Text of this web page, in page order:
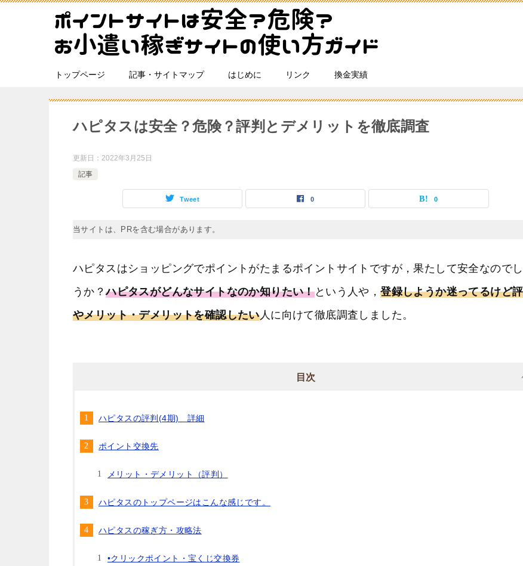
トップページ 記事・サイトマップ はじめに リンク 換金実績
ハピタスは安全？危険？評判とデメリットを徹底調査
更新日： 2022年3月25日
記事
Tweet 0 0
当サイトは、PRを含む場合があります。
ハピタスはショッピングでポイントがたまるポイントサイトですが，果たして安全なのでし
うか？ハピタスがどんなサイトなのか知りたい！という人や，登録しようか迷ってるけど
やメリット・デメリットを確認したい人に向けて徹底調査しました。
目次
ハピタスの評判(4期) 詳細
ポイント交換先
メリット・デメリット（評判）
ハピタスのトップページはこんな感じです。
ハピタスの稼ぎ方・攻略法
•クリックポイント・宝くじ交換券